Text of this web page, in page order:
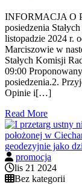
INFORMACJA O
posiedzenia
listopadzie 2024 r.
Marciszowie w
Stałych Komisji
09:00
posiedzenia.2.
Opinie i[…]
Read More
promocja
lis 21 2024
Bez kategorii